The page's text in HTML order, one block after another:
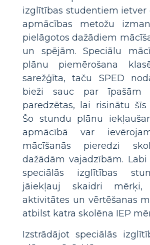
izglītības studentiem ietver
apmācības metožu
pielāgotos dažādiem
un spējām. Speciālu
plānu piemērošana
sarežģīta, taču SPED
bieži sauc par īpašām
paredzētas, lai risinātu šīs
Šo stundu plānu
apmācībā var
mācīšanās pieredzi
dažādām vajadzībām.
speciālās izglītības
jāiekļauj skaidri mērķi,
aktivitātes un vērtēšanas
atbilst katra skolēna IEP
Izstrādājot speciālās